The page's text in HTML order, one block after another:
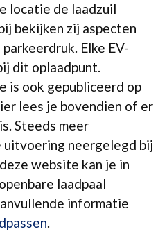
locatie de laadzuil
bekijken zij aspecten
Elke EV-
dit oplaadpunt.
is ook gepubliceerd op
lees je bovendien of er
Steeds meer
uitvoering neergelegd bij
website kan je in
laadpaal
informatie
.